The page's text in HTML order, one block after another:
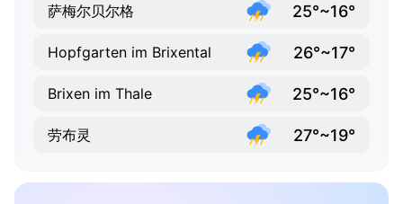
萨梅尔贝尔格 25°~16°
Hopfgarten im Brixental 26°~17°
Brixen im Thale 25°~16°
劳布灵 27°~19°